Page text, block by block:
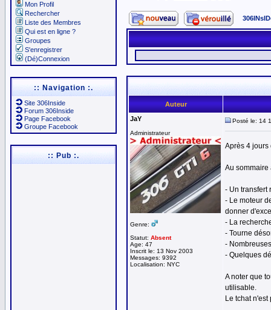
Mon Profil
Rechercher
Liste des Membres
Qui est en ligne ?
Groupes
S'enregistrer
(Dé)Connexion
:: Navigation :.
Site 306Inside
Forum 306Inside
Page Facebook
Groupe Facebook
:: Pub :.
Auteur
JaY
Administrateur
Genre:
Statut: Absent
Age: 47
Inscrit le: 13 Nov 2003
Messages: 9392
Localisation: NYC
Posté le: 14
Après 4 jours
Au sommaire
- Un transfert
- Le moteur
donner
- La
- Tourne
-
- Quelques
A noter que
utilisable.
Le tchat